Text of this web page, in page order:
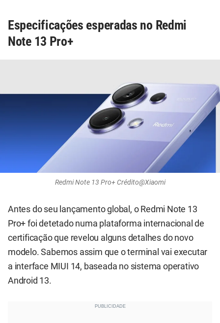
Especificações esperadas no Redmi
Note 13 Pro+
Redmi Note 13 Pro+ Crédito@Xiaomi
Antes do seu lançamento global, o Redmi Note 13
Pro+ foi detetado numa plataforma internacional de
certificação que revelou alguns detalhes do novo
modelo. Sabemos assim que o terminal vai executar
a interface MIUI 14, baseada no sistema operativo
Android 13.